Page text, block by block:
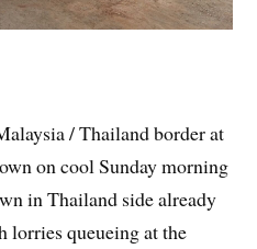
/ Thailand border at
on cool Sunday morning
in Thailand side already
queueing at the